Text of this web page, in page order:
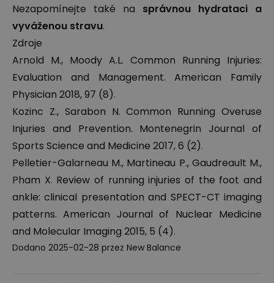
Nezapomínejte také na správnou hydrataci a
vyváženou stravu.
Zdroje
Arnold M., Moody A.L. Common Running Injuries:
Evaluation and Management. American Family
Physician 2018, 97 (8).
Kozinc Z., Sarabon N. Common Running Overuse
Injuries and Prevention. Montenegrin Journal of
Sports Science and Medicine 2017, 6 (2).
Pelletier-Galarneau M., Martineau P., Gaudreault M.,
Pham X. Review of running injuries of the foot and
ankle: clinical presentation and SPECT-CT imaging
patterns. American Journal of Nuclear Medicine
and Molecular Imaging 2015, 5 (4).
Dodano 2025-02-28 przez New Balance